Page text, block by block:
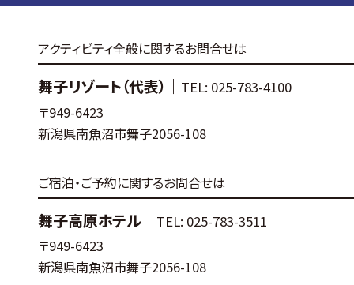
アクティビティ全般に関するお問合せは
舞子リゾート（代表）｜ TEL: 025-783-4100
〒949-6423
新潟県南魚沼市舞子2056-108
ご宿泊・ご予約に関するお問合せは
舞子高原ホテル｜ TEL: 025-783-3511
〒949-6423
新潟県南魚沼市舞子2056-108